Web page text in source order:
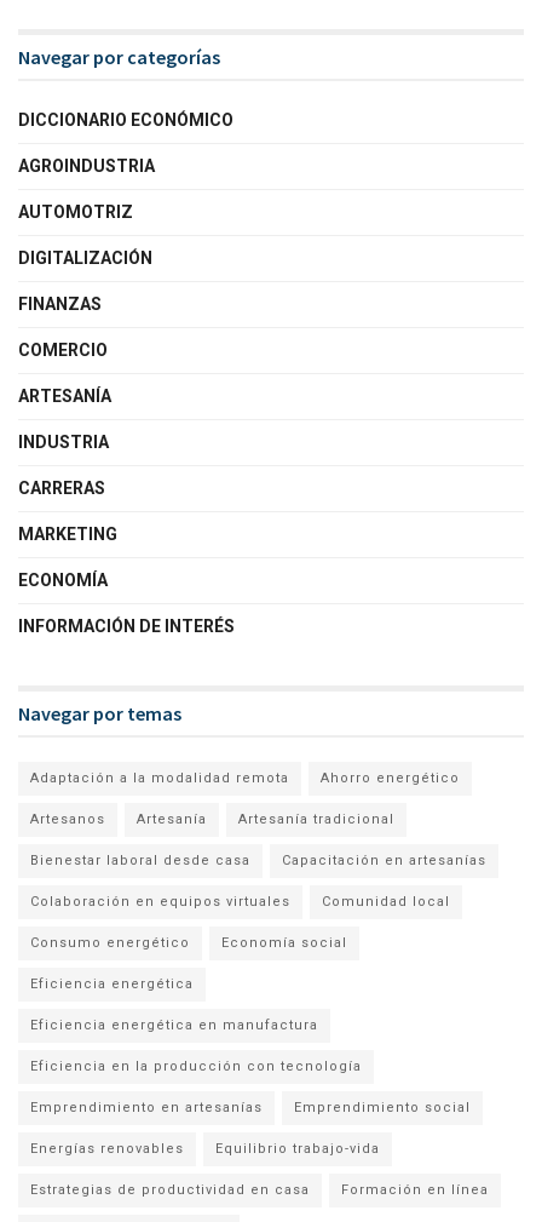
Navegar por categorías
DICCIONARIO ECONÓMICO
AGROINDUSTRIA
AUTOMOTRIZ
DIGITALIZACIÓN
FINANZAS
COMERCIO
ARTESANÍA
INDUSTRIA
CARRERAS
MARKETING
ECONOMÍA
INFORMACIÓN DE INTERÉS
Navegar por temas
Adaptación a la modalidad remota Ahorro energético
Artesanos Artesanía Artesanía tradicional
Bienestar laboral desde casa Capacitación en artesanías
Colaboración en equipos virtuales Comunidad local
Consumo energético Economía social
Eficiencia energética
Eficiencia energética en manufactura
Eficiencia en la producción con tecnología
Emprendimiento en artesanías Emprendimiento social
Energías renovables Equilibrio trabajo-vida
Estrategias de productividad en casa Formación en línea